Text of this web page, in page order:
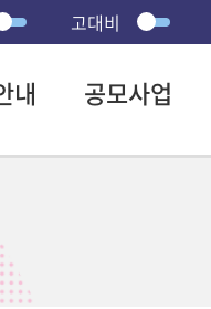
고대비
내 공모사업